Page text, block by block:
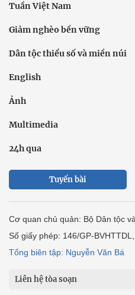
Tuần Việt Nam
Giảm nghèo bền vững
Dân tộc thiểu số và miền núi
English
Ảnh
Multimedia
24h qua
Tuyến bài
Cơ quan chủ quản: Bộ Dân tộc
Số giấy phép: 146/GP-
Tổng biên tập: Nguyễn Văn Bá
Liên hệ tòa soạn